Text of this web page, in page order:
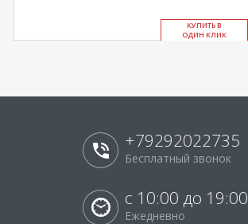
КУ­ПИТЬ В
ОДИН КЛИК
+79292022735
Бесплатный звонок
с 10:00 до 19:00
Ежедневно